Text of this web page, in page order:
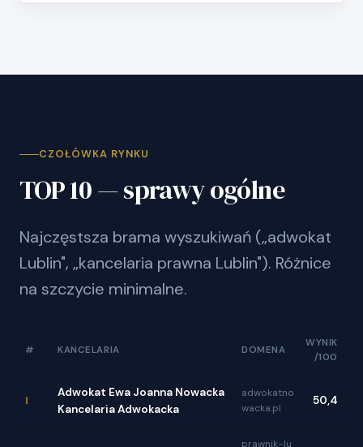
CZOŁÓWKA RYNKU
TOP 10 — sprawy ogólne
Najczęstsza brama wyszukiwań („adwokat
Lublin", „kancelaria prawna Lublin"). Różnice
na szczycie minimalne.
# KANCELARIA DOMENA
WYNIK
/100
1
Adwokat Ewa Joanna Nowacka
Kancelaria Adwokacka
adwokatno
wacka.pl
50,4
prawnik-lu